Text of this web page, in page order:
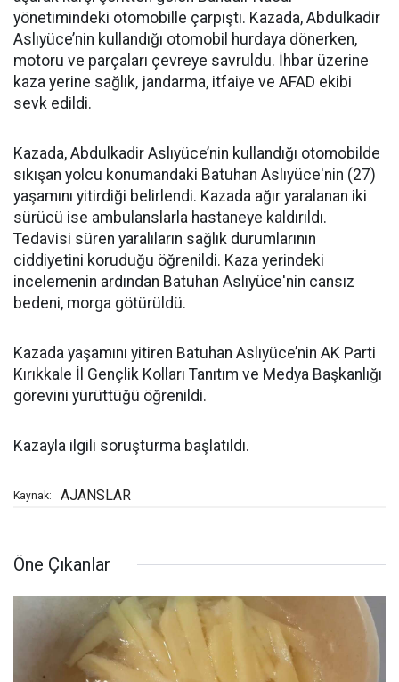
yönetimindeki otomobille çarpıştı. Kazada, Abdulkadir
Aslıyüce’nin kullandığı otomobil hurdaya dönerken,
motoru ve parçaları çevreye savruldu. İhbar üzerine
kaza yerine sağlık, jandarma, itfaiye ve AFAD ekibi
sevk edildi.
Kazada, Abdulkadir Aslıyüce’nin kullandığı otomobilde
sıkışan yolcu konumandaki Batuhan Aslıyüce'nin (27)
yaşamını yitirdiği belirlendi. Kazada ağır yaralanan iki
sürücü ise ambulanslarla hastaneye kaldırıldı.
Tedavisi süren yaralıların sağlık durumlarının
ciddiyetini koruduğu öğrenildi. Kaza yerindeki
incelemenin ardından Batuhan Aslıyüce'nin cansız
bedeni, morga götürüldü.
Kazada yaşamını yitiren Batuhan Aslıyüce’nin AK Parti
Kırıkkale İl Gençlik Kolları Tanıtım ve Medya Başkanlığı
görevini yürüttüğü öğrenildi.
Kazayla ilgili soruşturma başlatıldı.
Kaynak: AJANSLAR
Öne Çıkanlar